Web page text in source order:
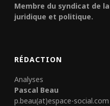
Membre du syndicat de
juridique et politique.
RÉDACTION
Analyses
Pascal Beau
p.beau(at)espace-social.com